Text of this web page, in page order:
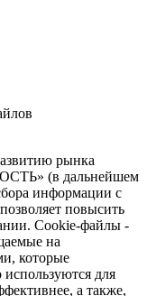
рынка
(в дальнейшем
информации с
повысить
Сookie-файлы -
на
которые
для
а также,